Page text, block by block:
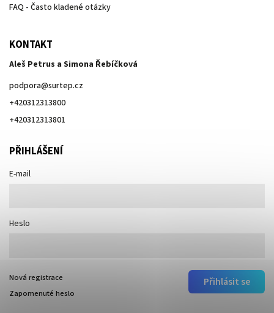
FAQ - Často kladené otázky
KONTAKT
Aleš Petrus a Simona Řebíčková
podpora@surtep.cz
+420312313800
+420312313801
PŘIHLÁŠENÍ
E-mail
Heslo
Přihlásit se
Nová registrace
Zapomenuté heslo